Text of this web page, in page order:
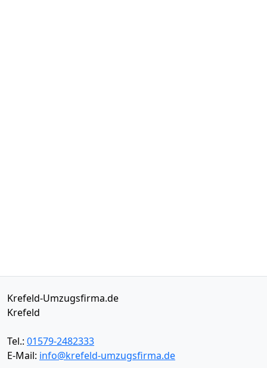
Krefeld-Umzugsfirma.de
Krefeld
Tel.: 01579-2482333
E-Mail: info@krefeld-umzugsfirma.de